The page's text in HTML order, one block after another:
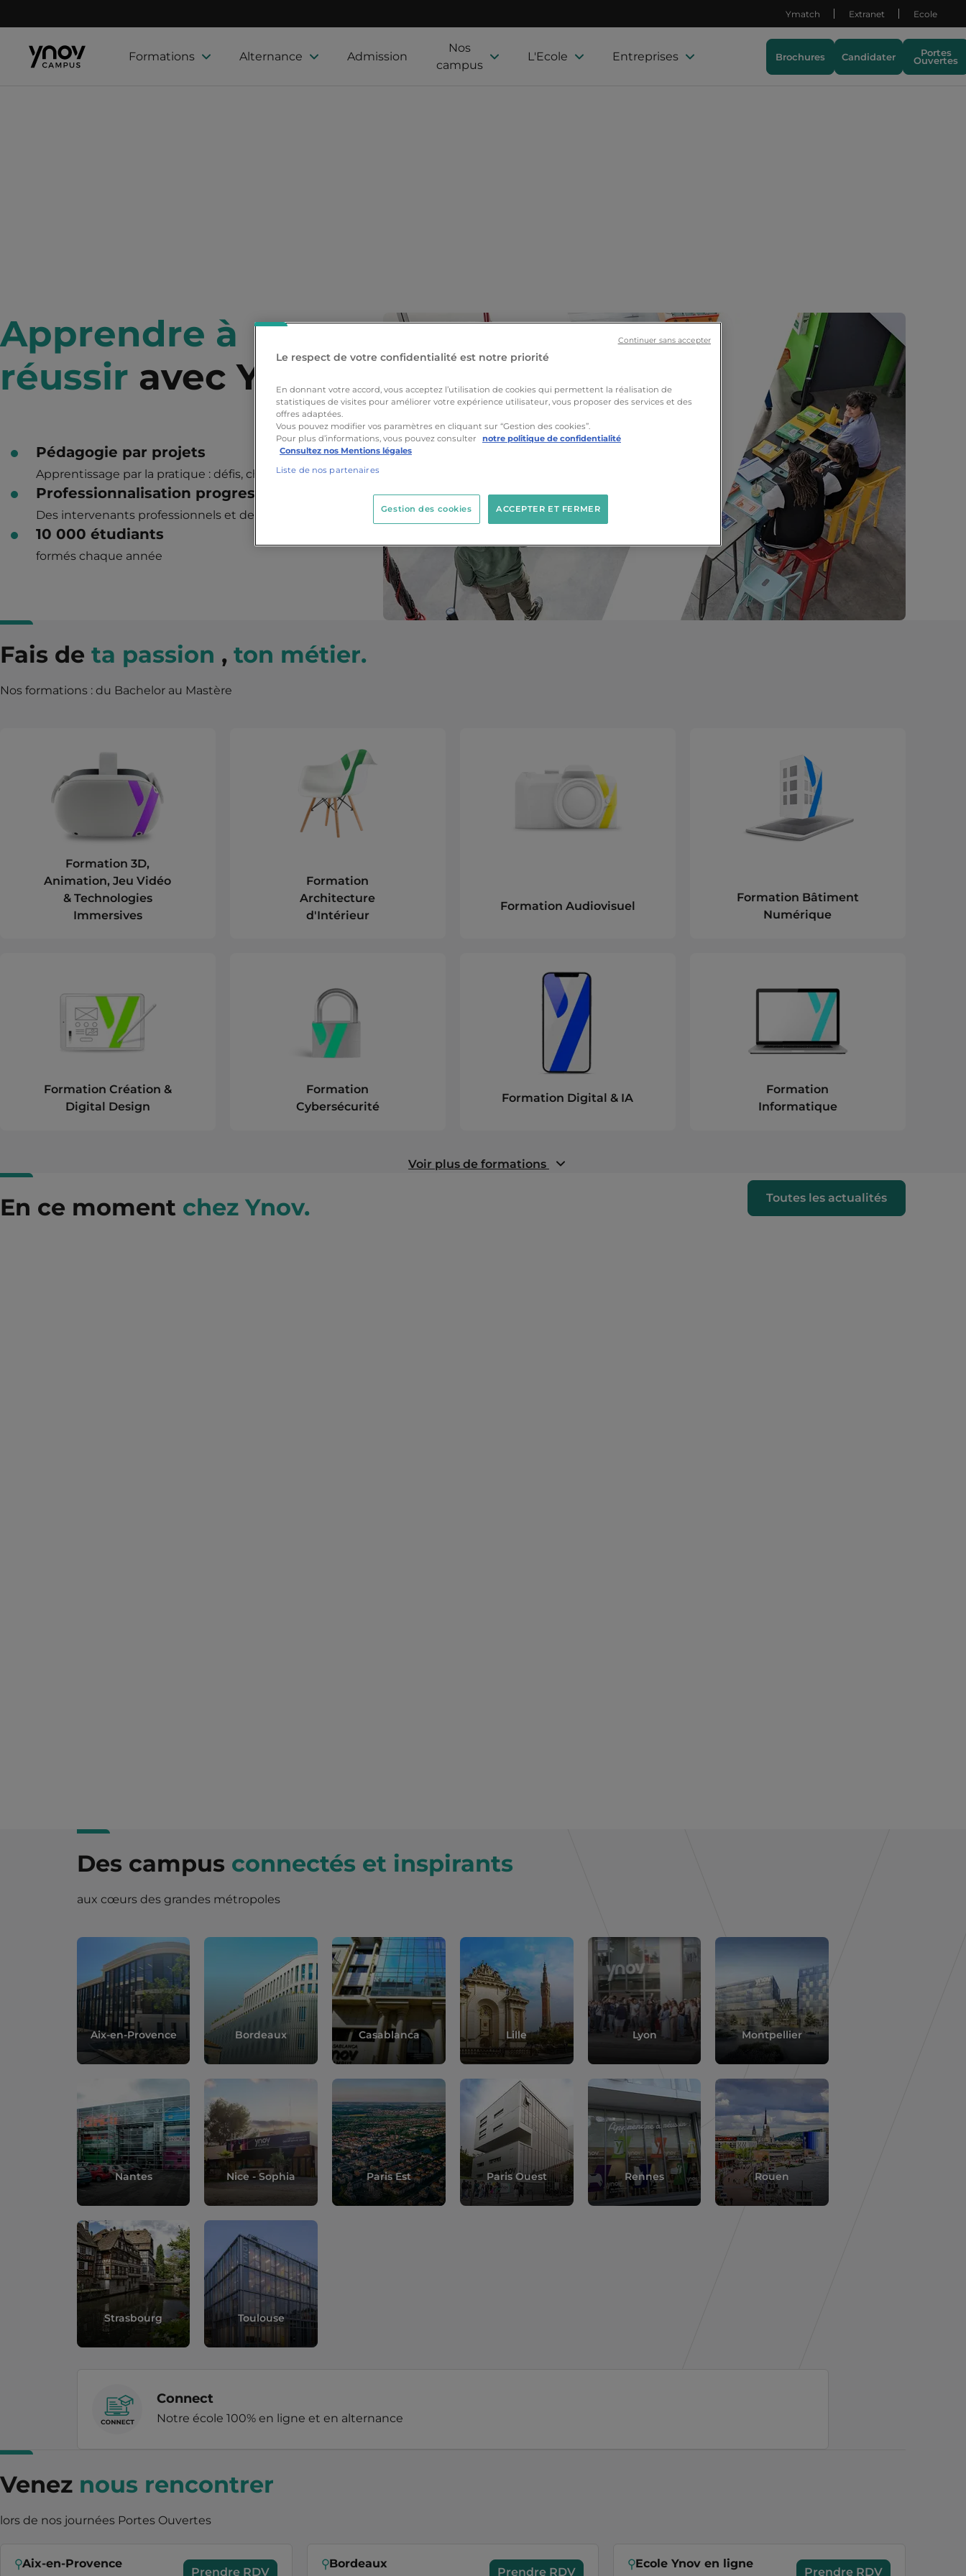
Formations Alternance Admission
Nos
campus
L'Ecole Entreprises
Ymatch Extranet Ecole
Brochures Candidater Portes
Ouvertes
Apprendre à
réussir avec Ynov
Pédagogie par projets
Apprentissage par la pratique : défis, challenges, Ydays
Professionnalisation progressive
Des intervenants professionnels et des coachs carrières
10 000 étudiants
formés chaque année
Fais de ta passion , ton métier.
Nos formations : du Bachelor au Mastère
Formation 3D,
Animation, Jeu Vidéo
& Technologies
Immersives
Formation
Architecture
d'Intérieur
Formation Audiovisuel
Formation Bâtiment
Numérique
Formation Création &
Digital Design
Formation
Cybersécurité
Formation Digital & IA
Formation
Informatique
Voir plus de formations
En ce moment chez Ynov. Toutes les actualités
Des campus connectés et inspirants
aux cœurs des grandes métropoles
Aix-en-Provence Bordeaux Casablanca Lille Lyon Montpellier
Nantes Nice - Sophia Paris Est Paris Ouest Rennes Rouen
Strasbourg Toulouse
Connect
Notre école 100% en ligne et en alternance
Venez nous rencontrer
lors de nos journées Portes Ouvertes
Aix-en-Provence
Prendre RDV
Bordeaux
Prendre RDV
Ecole Ynov en ligne
Prendre RDV
Le respect de votre confidentialité est notre priorité
En donnant votre accord, vous acceptez l’utilisation de cookies qui permettent la réalisation de
statistiques de visites pour améliorer votre expérience utilisateur, vous proposer des services et des
offres adaptées.
Vous pouvez modifier vos paramètres en cliquant sur “Gestion des cookies”.
Pour plus d’informations, vous pouvez consulter
notre politique de confidentialité
Consultez nos Mentions légales
Liste de nos partenaires
ACCEPTER ET FERMER
Gestion des cookies
Continuer sans accepter